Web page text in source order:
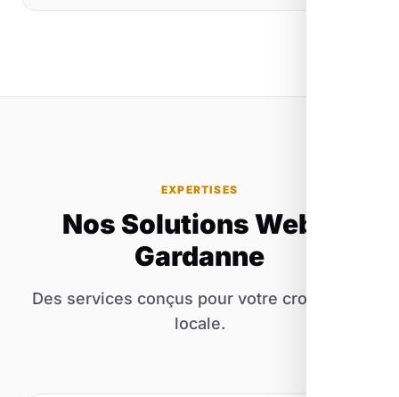
EXPERTISES
Nos Solutions Web à
Gardanne
Des services conçus pour votre croissance
locale.